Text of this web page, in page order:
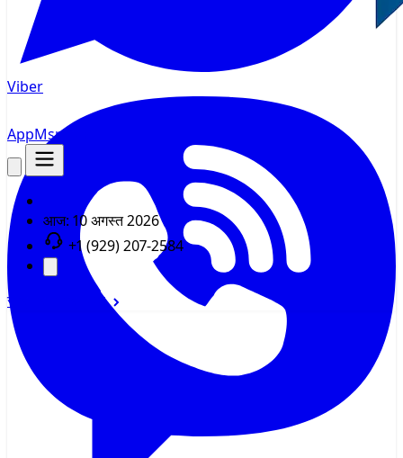
AppMsrट्रैकर
आज: 10 अगस्त 2026
+1 (929) 207-2584
साइन इन साइन अप
Viber